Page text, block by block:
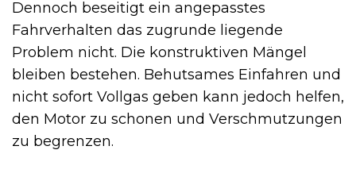
Dennoch beseitigt ein angepasstes
Fahrverhalten das zugrunde liegende
Problem nicht. Die konstruktiven Mängel
bleiben bestehen. Behutsames Einfahren und
nicht sofort Vollgas geben kann jedoch helfen,
den Motor zu schonen und Verschmutzungen
zu begrenzen.